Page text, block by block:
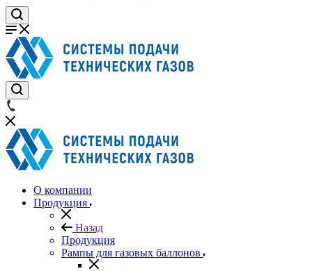
О компании
Продукция
Назад
Продукция
Рампы для газовых баллонов